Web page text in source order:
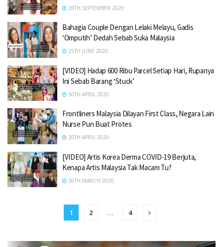
28TH SEPTEMBER 2020
Bahagia Couple Dengan Lelaki Melayu, Gadis
‘Omputih’ Dedah Sebab Suka Malaysia
25TH JUNE 2020
[VIDEO] Hadap 600 Ribu Parcel Setiap Hari, Rupanya
Ini Sebab Barang ‘Stuck’
30TH APRIL 2020
Frontliners Malaysia Dilayan First Class, Negara Lain
Nurse Pun Buat Protes
20TH APRIL 2020
[VIDEO] Artis Korea Derma COVID-19 Berjuta,
Kenapa Artis Malaysia Tak Macam Tu?
26TH MARCH 2020
1 2 … 4